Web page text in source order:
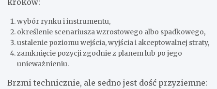
wybór rynku i instrumentu,
określenie scenariusza wzrostowego albo spadkowego,
ustalenie poziomu wejścia, wyjścia i akceptowalnej straty,
zamknięcie pozycji zgodnie z planem lub po jego
unieważnieniu.
Brzmi technicznie, ale sedno jest dość przyziemne: